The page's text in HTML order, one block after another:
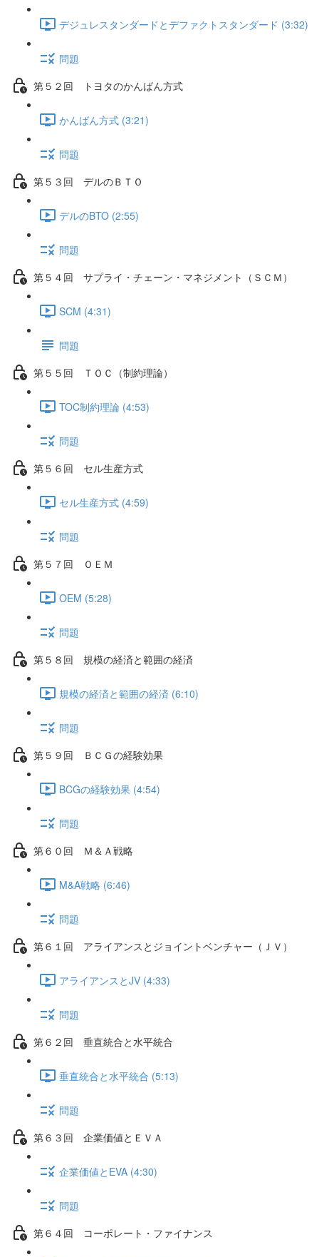
デジュレスタンダードとデファクトスタンダード (3:32)
問題
第５２回 トヨタのかんばん方式
かんばん方式 (3:21)
問題
第５３回 デルのＢＴＯ
デルのBTO (2:55)
問題
第５４回 サプライ・チェーン・マネジメント（ＳＣＭ）
SCM (4:31)
問題
第５５回 ＴＯＣ（制約理論）
TOC制約理論 (4:53)
問題
第５６回 セル生産方式
セル生産方式 (4:59)
問題
第５７回 ＯＥＭ
OEM (5:28)
問題
第５８回 規模の経済と範囲の経済
規模の経済と範囲の経済 (6:10)
問題
第５９回 ＢＣＧの経験効果
BCGの経験効果 (4:54)
問題
第６０回 Ｍ＆Ａ戦略
M&A戦略 (6:46)
問題
第６１回 アライアンスとジョイントベンチャー（ＪＶ）
アライアンスとJV (4:33)
問題
第６２回 垂直統合と水平統合
垂直統合と水平統合 (5:13)
問題
第６３回 企業価値とＥＶＡ
企業価値とEVA (4:30)
問題
第６４回 コーポレート・ファイナンス